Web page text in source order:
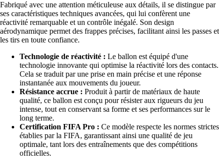
Fabriqué avec une attention méticuleuse aux détails, il se distingue par
ses caractéristiques techniques avancées, qui lui confèrent une
réactivité remarquable et un contrôle inégalé. Son design
aérodynamique permet des frappes précises, facilitant ainsi les passes et
les tirs en toute confiance.
Technologie de réactivité : Le ballon est équipé d'une
technologie innovante qui optimise la réactivité lors des contacts.
Cela se traduit par une prise en main précise et une réponse
instantanée aux mouvements du joueur.
Résistance accrue : Produit à partir de matériaux de haute
qualité, ce ballon est conçu pour résister aux rigueurs du jeu
intense, tout en conservant sa forme et ses performances sur le
long terme.
Certification FIFA Pro : Ce modèle respecte les normes strictes
établies par la FIFA, garantissant ainsi une qualité de jeu
optimale, tant lors des entraînements que des compétitions
officielles.